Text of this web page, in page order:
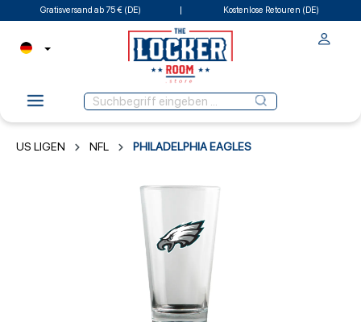
Gratisversand ab 75 € (DE) Kostenlose Retouren (DE)
US LIGEN NFL PHILADELPHIA EAGLES